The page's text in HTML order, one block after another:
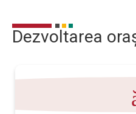
Dezvoltarea